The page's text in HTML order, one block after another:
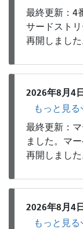
最終更新：4
サードスト
再開しました
2026年8月4
もっと見る
最終更新：
ました。マ
再開しました
2026年8月4
もっと見る